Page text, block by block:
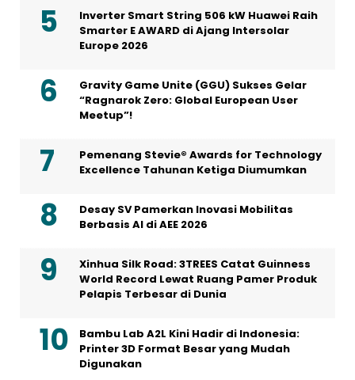
Inverter Smart String 506 kW Huawei Raih
Smarter E AWARD di Ajang Intersolar
Europe 2026
Gravity Game Unite (GGU) Sukses Gelar
“Ragnarok Zero: Global European User
Meetup”!
Pemenang Stevie® Awards for Technology
Excellence Tahunan Ketiga Diumumkan
Desay SV Pamerkan Inovasi Mobilitas
Berbasis AI di AEE 2026
Xinhua Silk Road: 3TREES Catat Guinness
World Record Lewat Ruang Pamer Produk
Pelapis Terbesar di Dunia
Bambu Lab A2L Kini Hadir di Indonesia:
Printer 3D Format Besar yang Mudah
Digunakan